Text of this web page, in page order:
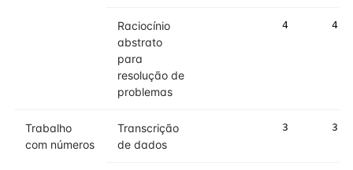
Raciocínio
abstrato
para
resolução de
problemas
4 4
Trabalho
com números
Transcrição
de dados
3 3